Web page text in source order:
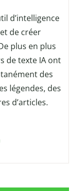
d’intelligence
de créer
plus en plus
de texte IA ont
des
légendes, des
d’articles.